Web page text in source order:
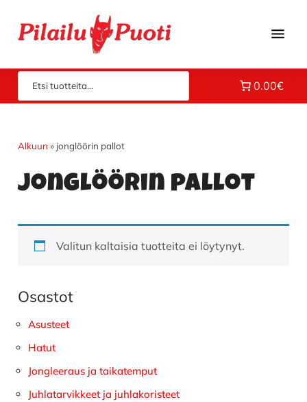
pääsisältöön
ensisijaiseen
sivupalkkiin
alatunnisteeseen
Pilailupuoti
Piloilla
Klikkaa
tutustu
0.00€
Alkuun » jonglöörin pallot
jonglöörin pallot
Valitun kaltaisia tuotteita ei löytynyt.
Ensisijainen
sivupalkki
Osastot
Asusteet
Hatut
Jongleeraus ja taikatemput
Juhlatarvikkeet ja juhlakoristeet